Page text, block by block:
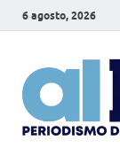
6 agosto, 2026